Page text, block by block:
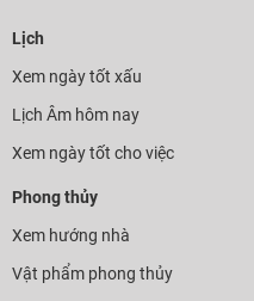
Lịch
Xem ngày tốt xấu
Lịch Âm hôm nay
Xem ngày tốt cho việc
Phong thủy
Xem hướng nhà
Vật phẩm phong thủy